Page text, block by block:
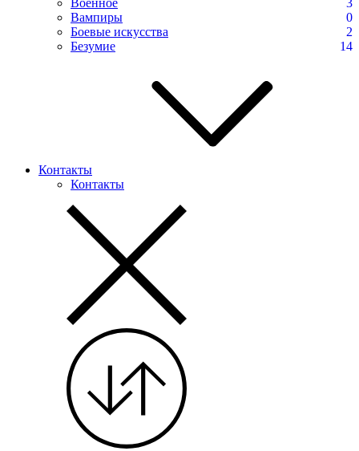
Военное
3
Вампиры
0
Боевые искусства
2
Безумие
14
Контакты
Контакты